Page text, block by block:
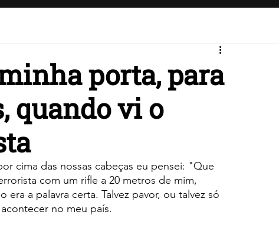
porta, para
quando vi o
cima das nossas cabeças eu pensei: "Que
com um rifle a 20 metros de mim,
a palavra certa. Talvez pavor, ou talvez só
no meu país.